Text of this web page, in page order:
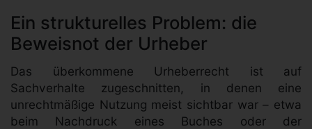
Ein strukturelles Problem: die
Beweisnot der Urheber
Das überkommene Urheberrecht ist auf
Sachverhalte zugeschnitten, in denen eine
unrechtmäßige Nutzung meist sichtbar war – etwa
beim Nachdruck eines Buches oder der